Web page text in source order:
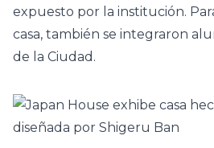
expuesto por la institución.
casa, también se integraron
de la Ciudad.